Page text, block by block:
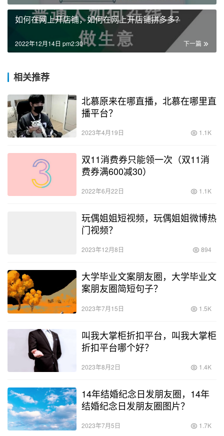
如何在网上开店铺，如何在网上开店铺拼多多？
下一篇
2022年12月14日 pm2:30
相关推荐
北慕原来在哪直播，北慕在哪里直
播平台？
2023年4月19日 1.1K
双11消费券只能领一次（双11消
费券满600减30）
2022年6月22日 1.1K
玩偶姐姐短视频，玩偶姐姐微博热
门视频？
2023年12月8日 894
大学毕业文案朋友圈，大学毕业文
案朋友圈简短句子？
2023年7月15日 1.5K
叫我大掌柜折扣平台，叫我大掌柜
折扣平台哪个好？
2023年8月2日 1.4K
14年结婚纪念日发朋友圈，14年
结婚纪念日发朋友圈图片？
2023年7月5日 1.7K